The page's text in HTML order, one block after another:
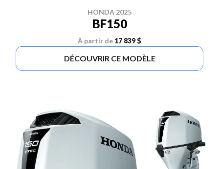
HONDA 2025
BF150
À partir de 17 839 $
DÉCOUVRIR CE MODÈLE